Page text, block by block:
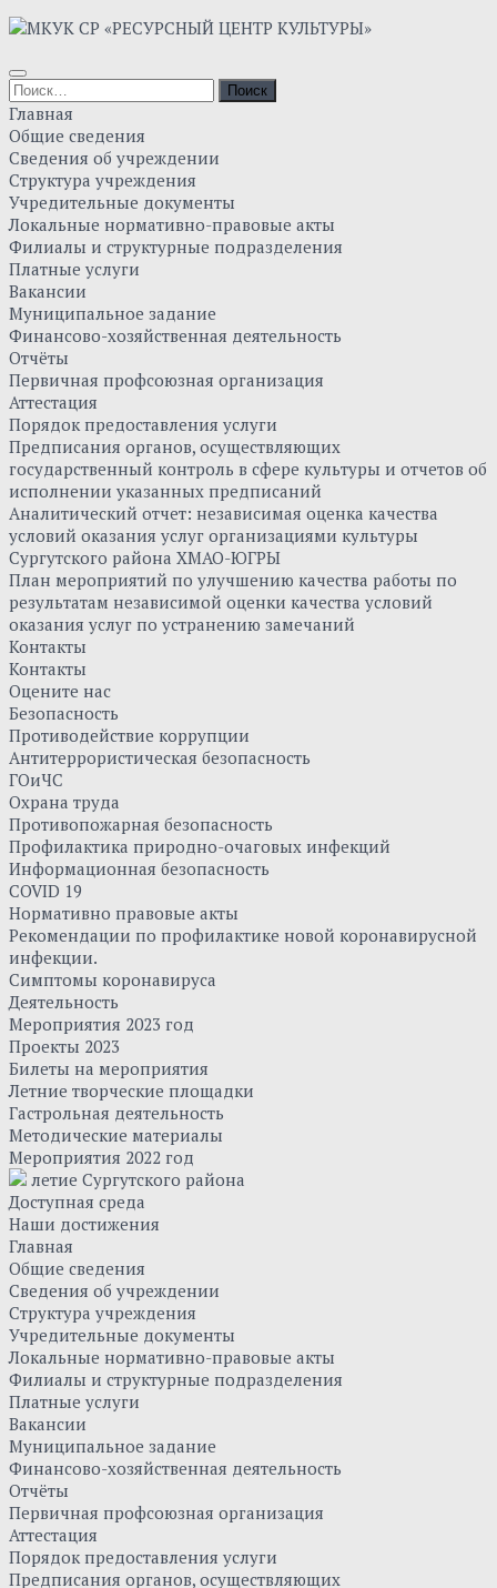
Skip
content
Найти:
Главная
Общие сведения
Сведения об учреждении
Структура учреждения
Учредительные документы
Локальные нормативно-правовые акты
Филиалы и структурные подразделения
Платные услуги
Вакансии
Муниципальное задание
Финансово-хозяйственная деятельность
Отчёты
Первичная профсоюзная организация
Аттестация
Порядок предоставления услуги
Предписания органов, осуществляющих
государственный контроль в сфере культуры и отчетов об
исполнении указанных предписаний
Аналитический отчет: независимая оценка качества
условий оказания услуг организациями культуры
Сургутского района ХМАО-ЮГРЫ
План мероприятий по улучшению качества работы по
результатам независимой оценки качества условий
оказания услуг по устранению замечаний
Контакты
Контакты
Оцените нас
Безопасность
Противодействие коррупции
Антитеррористическая безопасность
ГОиЧС
Охрана труда
Противопожарная безопасность
Профилактика природно-очаговых инфекций
Информационная безопасность
COVID 19
Нормативно правовые акты
Рекомендации по профилактике новой коронавирусной
инфекции.
Симптомы коронавируса
Деятельность
Мероприятия 2023 год
Проекты 2023
Билеты на мероприятия
Летние творческие площадки
Гастрольная деятельность
Методические материалы
Мероприятия 2022 год
летие Сургутского района
Доступная среда
Наши достижения
Главная
Общие сведения
Сведения об учреждении
Структура учреждения
Учредительные документы
Локальные нормативно-правовые акты
Филиалы и структурные подразделения
Платные услуги
Вакансии
Муниципальное задание
Финансово-хозяйственная деятельность
Отчёты
Первичная профсоюзная организация
Аттестация
Порядок предоставления услуги
Предписания органов, осуществляющих